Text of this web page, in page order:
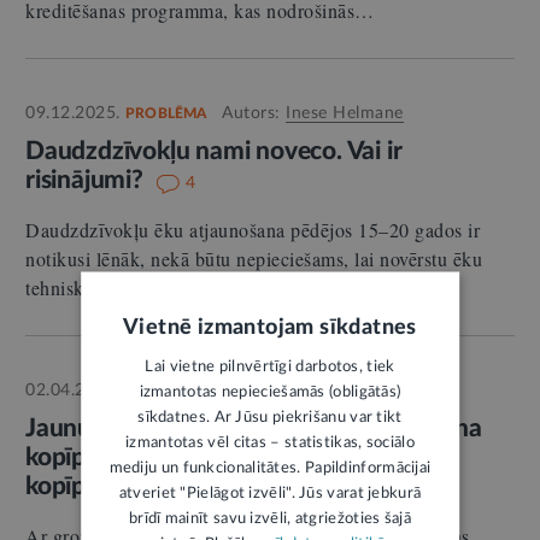
kreditēšanas programma, kas nodrošinās…
09.12.2025. PROBLĒMA Autors: Inese Helmane
Daudzdzīvokļu nami noveco. Vai ir
risinājumi?
4
Daudzdzīvokļu ēku atjaunošana pēdējos 15–20 gados ir
notikusi lēnāk, nekā būtu nepieciešams, lai novērstu ēku
tehniskā stāvokļa pasliktināšanos,…
02.04.2026. STĀJAS SPĒKĀ Autors:LV portāls
Jaunu elektronisko sakaru tīklu ierīkošana
kopīpašumā nebūs jāsaskaņo ar visiem
kopīpašniekiem
2
Vietnē izmantojam sīkdatnes
Lai vietne pilnvērtīgi darbotos, tiek
izmantotas nepieciešamās (obligātās)
sīkdatnes. Ar Jūsu piekrišanu var tikt
izmantotas vēl citas – statistikas, sociālo
mediju un funkcionalitātes. Papildinformācijai
atveriet "Pielāgot izvēli". Jūs varat jebkurā
brīdī mainīt savu izvēli, atgriežoties šajā